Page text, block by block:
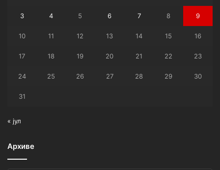
3 4 5 6 7 8 9
10 11 12 13 14 15 16
17 18 19 20 21 22 23
24 25 26 27 28 29 30
31
« јул
Архиве